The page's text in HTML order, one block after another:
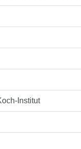
Institut